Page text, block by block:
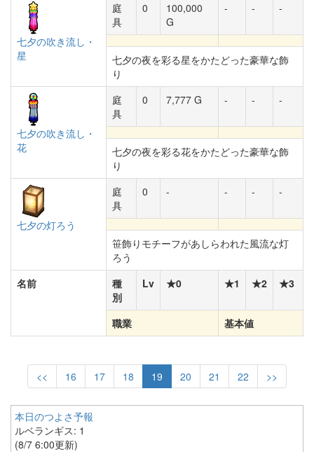
七夕の吹き流し・
星
庭
具
0
100,000
G
- - -
七夕の夜を彩る星をかたどった豪華な飾
り
七夕の吹き流し・
花
庭
具
0 7,777 G - - -
七夕の夜を彩る花をかたどった豪華な飾
り
七夕の灯ろう
庭
具
0 - - - -
笹飾りモチーフがあしらわれた風流な灯
ろう
名前
種
別
Lv ★0 ★1 ★2 ★3
職業 基本値
<< 16 17 18 19 20 21 22 >>
本日のつよさ予報
ルベランギス: 1
(8/7 6:00更新)